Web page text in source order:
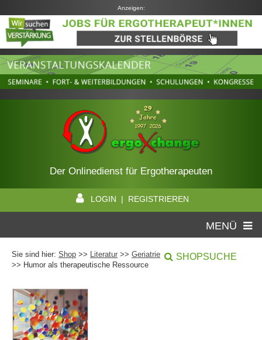
Anzeigen:
Der Onlinedienst für Ergotherapeuten
LOGIN | REGISTRIEREN
MENÜ
Sie sind hier: Shop >> Literatur >> Geriatrie
>> Humor als therapeutische Ressource
SHOPSUCHE